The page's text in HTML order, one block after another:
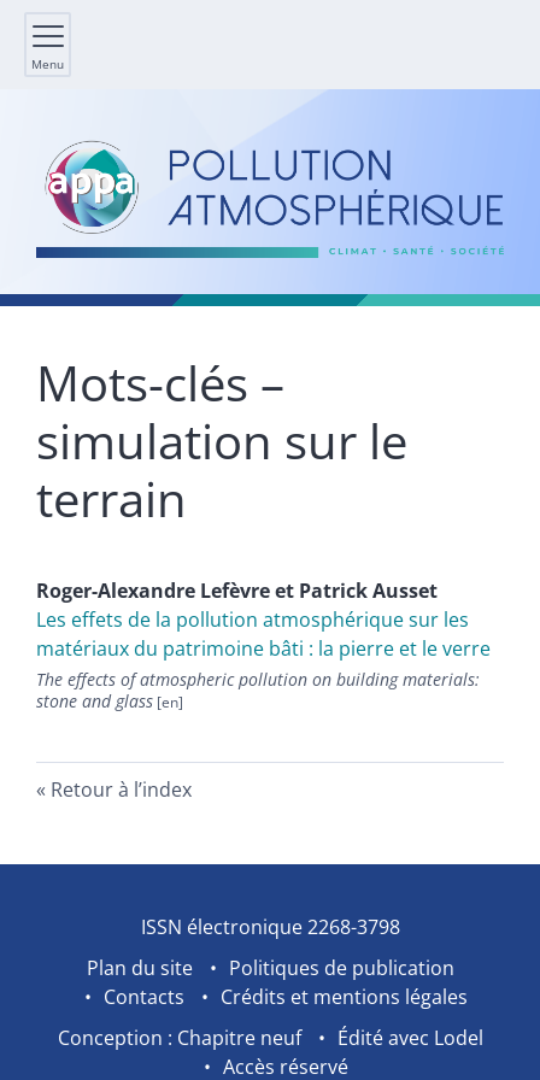
Menu
Mots-clés –
simulation sur le
terrain
Roger-Alexandre Lefèvreet PatrickAusset
Les effets de la pollution atmosphérique sur les
matériaux du patrimoine bâti : la pierre et le verre
The effects of atmospheric pollution on building materials:
stone and glass
Retour à l’index
ISSN électronique 2268-3798
Plan du site
Politiques de publication
Contacts
Crédits et mentions légales
Conception : Chapitre neuf
Édité avec Lodel
Accès réservé